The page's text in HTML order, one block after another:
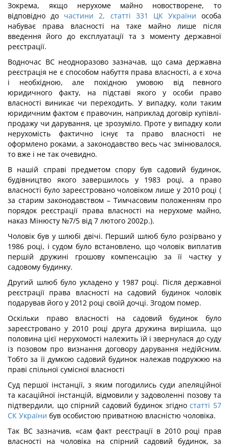
Зокрема, якщо нерухоме майно новостворене, то
відповідно до частини 2, статті 331 ЦК України особа
набуває права власності на таке майно лише після
введення його до експлуатації та з моменту державної
реєстрації.
Водночас ВС неодноразово зазначав, що сама державна
реєстрація не є способом набуття права власності, а є хоча
і необхідною, але похідною умовою від певного
юридичного факту, на підставі якого у особи право
власності виникає чи переходить. У випадку, коли таким
юридичним фактом є правочин, наприклад договір купівлі-
продажу чи дарування, це зрозуміло. Проте у випадку коли
нерухомість фактично існує та право власності не
оформлено роками, а законодавство весь час змінювалося,
то вже і не так очевидно.
В нашій справі предметом спору був садовий будинок,
будівництво якого завершилось у 1983 році, а право
власності було зареєстровано чоловіком лише у 2010 році (
за старим законодавством – Тимчасовим положенням про
порядок реєстрації права власності на нерухоме майно,
наказ Мінюсту №7/5 від 7 лютого 2002р.).
Чоловік був у шлюбі двічі. Перший шлюб було розірвано у
1986 році, і судом було встановлено, що чоловік виплатив
першій дружині грошову компенсацію за її частку у
садовому будинку.
Другий шлюб було укладено у 1987 році. Після державної
реєстрації права власності на садовий будинок чоловік
подарував його у 2012 році своїй дочці. Згодом помер.
Оскільки право власності на садовий будинок було
зареєстровано у 2010 році друга дружина вирішила, що
половина цієї нерухомості належить їй і звернулася до суду
із позовом про визнання договору дарування недійсним.
Тобто за її думкою садовий будинок належав подружжю на
праві спільної сумісної власності
Суд першої інстанції, з яким погодились суди апеляційної
та касаційної інстанцій, відмовили у задоволенні позову та
підтвердили, що спірний садовий будинок згідностатті 57
СК України був особистою приватною власністю чоловіка.
Так ВС зазначив, «сам факт реєстрації в 2010 році прав
власності на чоловіка на спірний садовий будинок, за